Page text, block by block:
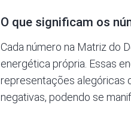
O que significam os
Cada número na Matriz do
energética própria. Essas
representações alegóricas
negativas, podendo se